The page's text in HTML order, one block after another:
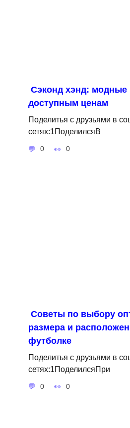
Сэконд хэнд: модные
доступным ценам
Поделитья с друзьями в
сетях:1ПоделилсяВ
0 0
Советы по выбору
размера и
футболке
Поделитья с друзьями в
сетях:1ПоделилсяПри
0 0